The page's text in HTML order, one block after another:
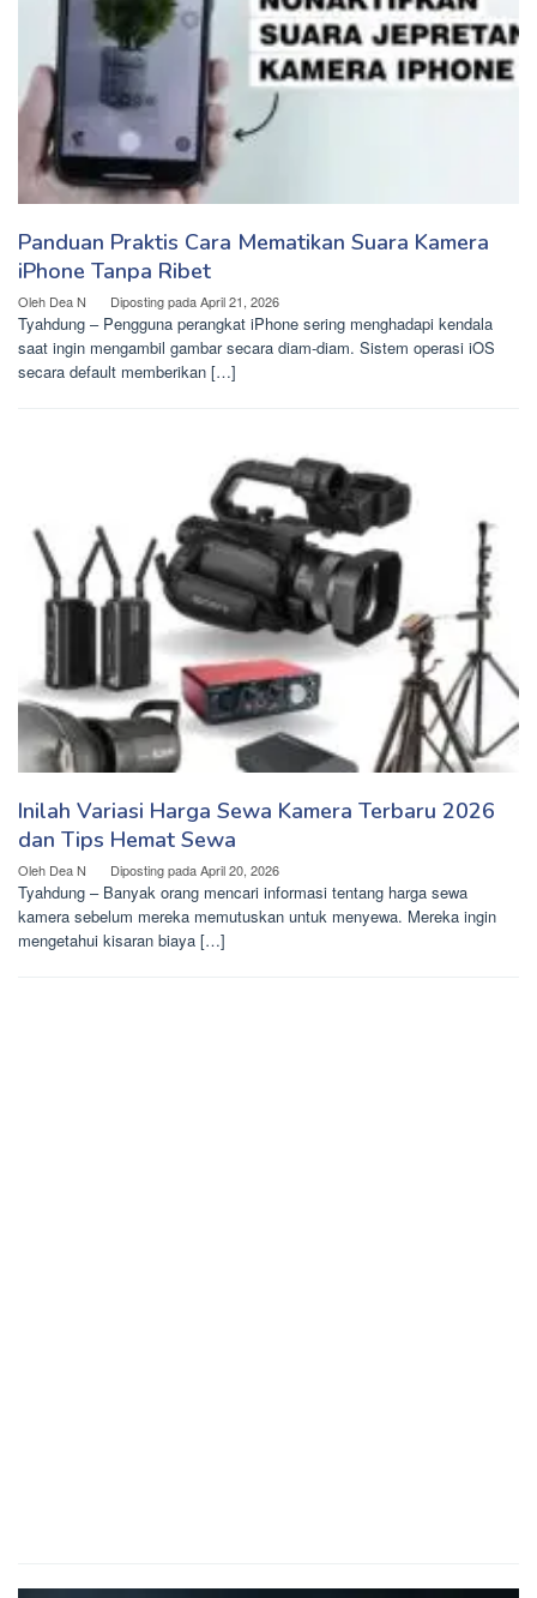
Panduan Praktis Cara Mematikan Suara Kamera
iPhone Tanpa Ribet
Oleh Dea N Diposting padaApril 21, 2026
Tyahdung – Pengguna perangkat iPhone sering menghadapi kendala
saat ingin mengambil gambar secara diam-diam. Sistem operasi iOS
secara default memberikan […]
Inilah Variasi Harga Sewa Kamera Terbaru 2026
dan Tips Hemat Sewa
Oleh Dea N Diposting padaApril 20, 2026
Tyahdung – Banyak orang mencari informasi tentang harga sewa
kamera sebelum mereka memutuskan untuk menyewa. Mereka ingin
mengetahui kisaran biaya […]